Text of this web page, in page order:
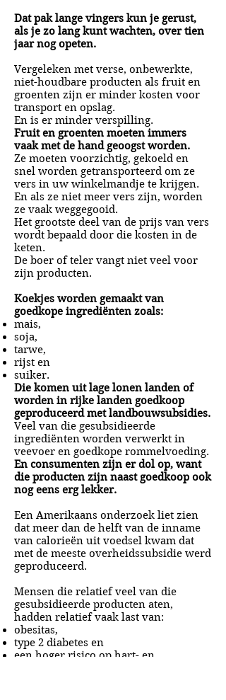
Dat pak lange vingers kun je gerust,
als je zo lang kunt wachten, over tien
jaar nog opeten.
Vergeleken met verse, onbewerkte,
niet-houdbare producten als fruit en
groenten zijn er minder kosten voor
transport en opslag.
En is er minder verspilling.
Fruit en groenten moeten immers
vaak met de hand geoogst worden.
Ze moeten voorzichtig, gekoeld en
snel worden getransporteerd om ze
vers in uw winkelmandje te krijgen.
En als ze niet meer vers zijn, worden
ze vaak weggegooid.
Het grootste deel van de prijs van vers
wordt bepaald door die kosten in de
keten.
De boer of teler vangt niet veel voor
zijn producten.
Koekjes worden gemaakt van
goedkope ingrediënten zoals:
mais,
soja,
tarwe,
rijst en
suiker.
Die komen uit lage lonen landen of
worden in rijke landen goedkoop
geproduceerd met landbouwsubsidies.
Veel van die gesubsidieerde
ingrediënten worden verwerkt in
veevoer en goedkope rommelvoeding.
En consumenten zijn er dol op, want
die producten zijn naast goedkoop ook
nog eens erg lekker.
Een Amerikaans onderzoek liet zien
dat meer dan de helft van de inname
van calorieën uit voedsel kwam dat
met de meeste overheidssubsidie werd
geproduceerd.
Mensen die relatief veel van die
gesubsidieerde producten aten,
hadden relatief vaak last van:
obesitas,
type 2 diabetes en
een hoger risico op hart- en